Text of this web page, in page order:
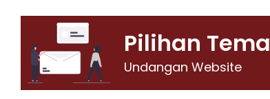
Pilihan Tema
Undangan Website